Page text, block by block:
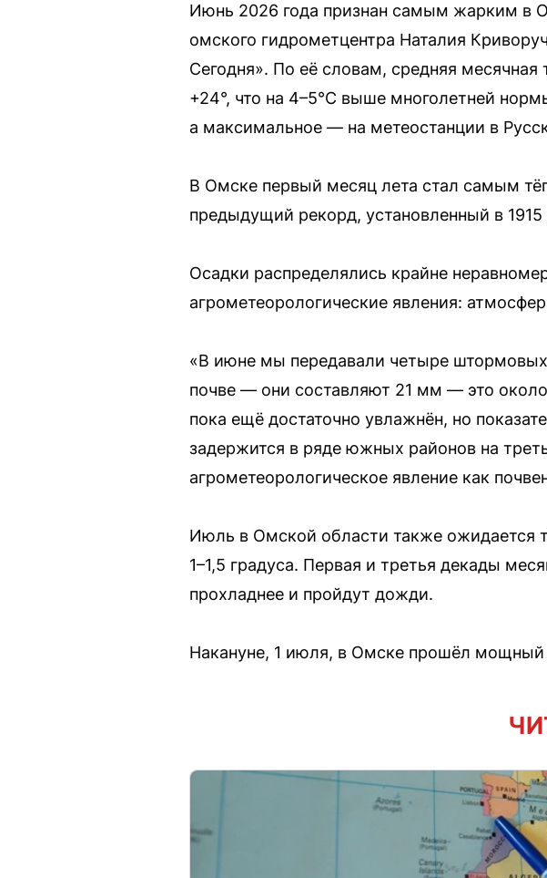
Июнь 2026 года признан самым жарким в
омского гидрометцентра Наталия
Сегодня». По её словам, средняя месячная
+24°, что на 4–5°C выше многолетней
а максимальное — на метеостанции в
В Омске первый месяц лета стал самым
предыдущий рекорд, установленный в 1915
Осадки распределялись крайне
агрометеорологические явления:
«В июне мы передавали четыре штормовых
почве — они составляют 21 мм — это
пока ещё достаточно увлажнён, но
задержится в ряде южных районов на
агрометеорологическое явление как
Июль в Омской области также ожидается
1–1,5 градуса. Первая и третья декады
прохладнее и пройдут дожди.
Накануне, 1 июля, в Омске прошёл